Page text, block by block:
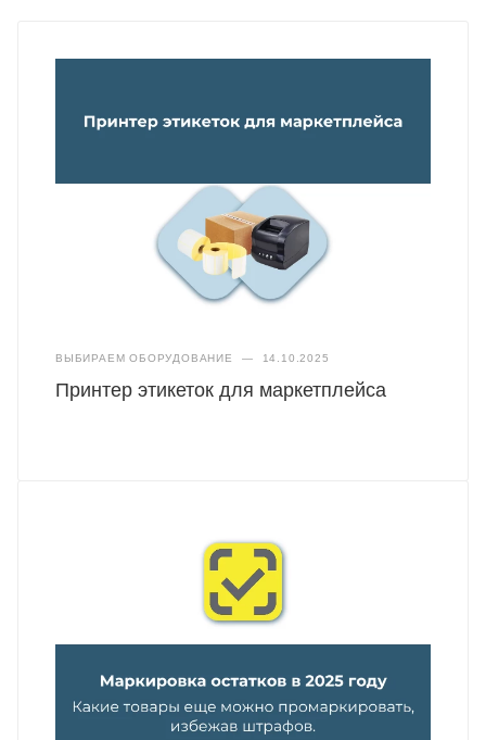
ВЫБИРАЕМ ОБОРУДОВАНИЕ — 14.10.2025
Принтер этикеток для маркетплейса